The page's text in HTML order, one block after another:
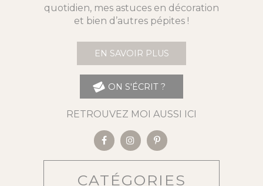
quotidien, mes astuces en décoration
et bien d’autres pépites !
EN SAVOIR PLUS
ON S'ÉCRIT ?
RETROUVEZ MOI AUSSI ICI
CATÉGORIES